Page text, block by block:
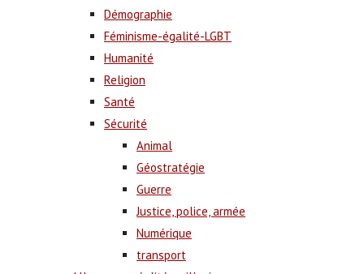
Démographie
Féminisme-égalité-LGBT
Humanité
Religion
Santé
Sécurité
Animal
Géostratégie
Guerre
Justice, police, armée
Numérique
transport